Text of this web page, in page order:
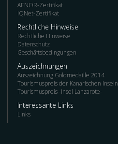
AENOR-Zertifikat
IQNet-Zertifikat
Rechtliche Hinweise
Rechtliche Hinweise
Datenschutz
Geschäftsbedingungen
Auszeichnungen
Auszeichnung Goldmedaille 2014
Tourismuspreis der Kanarischen Inseln
Tourismuspreis -Insel Lanzarote-
Interessante Links
Links